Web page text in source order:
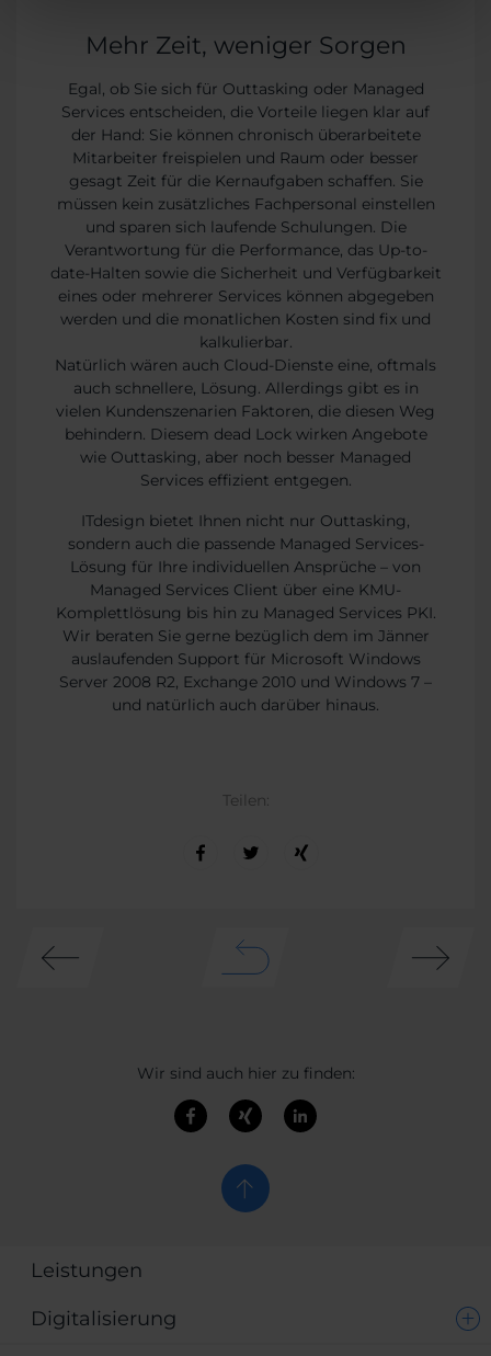
Mehr Zeit, weniger Sorgen
Egal, ob Sie sich für Outtasking oder Managed
Services entscheiden, die Vorteile liegen klar auf
der Hand: Sie können chronisch überarbeitete
Mitarbeiter freispielen und Raum oder besser
gesagt Zeit für die Kernaufgaben schaffen. Sie
müssen kein zusätzliches Fachpersonal einstellen
und sparen sich laufende Schulungen. Die
Verantwortung für die Performance, das Up-to-
date-Halten sowie die Sicherheit und Verfügbarkeit
eines oder mehrerer Services können abgegeben
werden und die monatlichen Kosten sind fix und
kalkulierbar.
Natürlich wären auch Cloud-Dienste eine, oftmals
auch schnellere, Lösung. Allerdings gibt es in
vielen Kundenszenarien Faktoren, die diesen Weg
behindern. Diesem dead Lock wirken Angebote
wie Outtasking, aber noch besser Managed
Services effizient entgegen.
ITdesign bietet Ihnen nicht nur Outtasking,
sondern auch die passende Managed Services-
Lösung für Ihre individuellen Ansprüche – von
Managed Services Client über eine KMU-
Komplettlösung bis hin zu Managed Services PKI.
Wir beraten Sie gerne bezüglich dem im Jänner
auslaufenden Support für Microsoft Windows
Server 2008 R2, Exchange 2010 und Windows 7 –
und natürlich auch darüber hinaus.
Teilen:
Wir sind auch hier zu finden:
Leistungen
Digitalisierung